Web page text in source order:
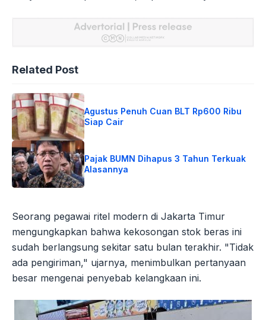
Related Post
Agustus Penuh Cuan BLT Rp600 Ribu
Siap Cair
Pajak BUMN Dihapus 3 Tahun Terkuak
Alasannya
Seorang pegawai ritel modern di Jakarta Timur
mengungkapkan bahwa kekosongan stok beras ini
sudah berlangsung sekitar satu bulan terakhir. "Tidak
ada pengiriman," ujarnya, menimbulkan pertanyaan
besar mengenai penyebab kelangkaan ini.